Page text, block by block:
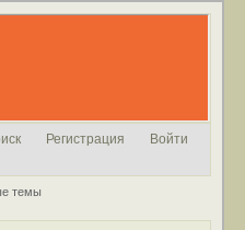
Регистрация Войти
темы